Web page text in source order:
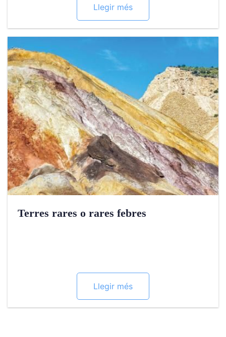
Llegir més
Terres rares o rares febres
Llegir més